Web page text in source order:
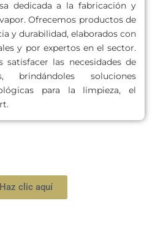
dedicada a la fabricación y
Ofrecemos productos de
y durabilidad, elaborados con
y por expertos en el sector.
satisfacer las necesidades de
brindándoles soluciones
para la limpieza, el
Haz clic aquí